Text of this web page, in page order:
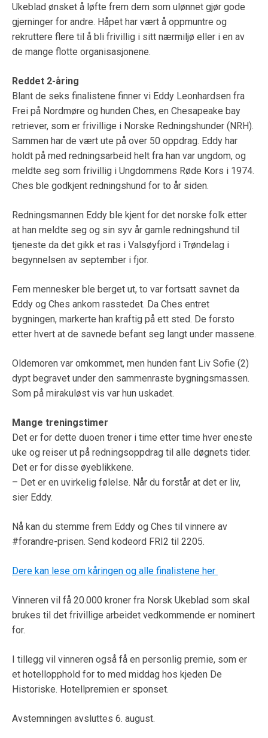
Ukeblad ønsket å løfte frem dem som ulønnet gjør gode
gjerninger for andre. Håpet har vært å oppmuntre og
rekruttere flere til å bli frivillig i sitt nærmiljø eller i en av
de mange flotte organisasjonene.
Reddet 2-åring
Blant de seks finalistene finner vi Eddy Leonhardsen fra
Frei på Nordmøre og hunden Ches, en Chesapeake bay
retriever, som er frivillige i Norske Redningshunder (NRH).
Sammen har de vært ute på over 50 oppdrag. Eddy har
holdt på med redningsarbeid helt fra han var ungdom, og
meldte seg som frivillig i Ungdommens Røde Kors i 1974.
Ches ble godkjent redningshund for to år siden.
Redningsmannen Eddy ble kjent for det norske folk etter
at han meldte seg og sin syv år gamle redningshund til
tjeneste da det gikk et ras i Valsøyfjord i Trøndelag i
begynnelsen av september i fjor.
Fem mennesker ble berget ut, to var fortsatt savnet da
Eddy og Ches ankom rasstedet. Da Ches entret
bygningen, markerte han kraftig på ett sted. De forsto
etter hvert at de savnede befant seg langt under massene.
Oldemoren var omkommet, men hunden fant Liv Sofie (2)
dypt begravet under den sammenraste bygningsmassen.
Som på mirakuløst vis var hun uskadet.
Mange treningstimer
Det er for dette duoen trener i time etter time hver eneste
uke og reiser ut på redningsoppdrag til alle døgnets tider.
Det er for disse øyeblikkene.
– Det er en uvirkelig følelse. Når du forstår at det er liv,
sier Eddy.
Nå kan du stemme frem Eddy og Ches til vinnere av
#forandre-prisen. Send kodeord FRI2 til 2205.
Dere kan lese om kåringen og alle finalistene her
Vinneren vil få 20.000 kroner fra Norsk Ukeblad som skal
brukes til det frivillige arbeidet vedkommende er nominert
for.
I tillegg vil vinneren også få en personlig premie, som er
et hotellopphold for to med middag hos kjeden De
Historiske. Hotellpremien er sponset.
Avstemningen avsluttes 6. august.